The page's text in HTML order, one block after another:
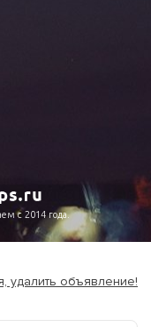
с 2014 года.
удалить объявление!